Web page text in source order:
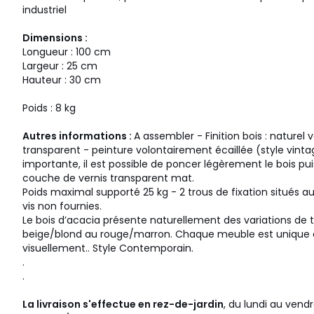
industriel
Dimensions :
Longueur : 100 cm
Largeur : 25 cm
Hauteur : 30 cm
Poids : 8 kg
Autres informations : A assembler - Finition bois : naturel
transparent - peinture volontairement écaillée (style
importante, il est possible de poncer légèrement le bois
couche de vernis transparent mat.
Poids maximal supporté 25 kg - 2 trous de fixation situés
vis non fournies.
Le bois d’acacia présente naturellement des variations
beige/blond au rouge/marron. Chaque meuble est
visuellement.. Style Contemporain.
.
.
La livraison s'effectue en rez-de-jardin, du lundi au